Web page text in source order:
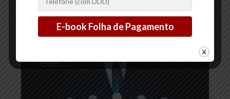
2 0 Ler mais